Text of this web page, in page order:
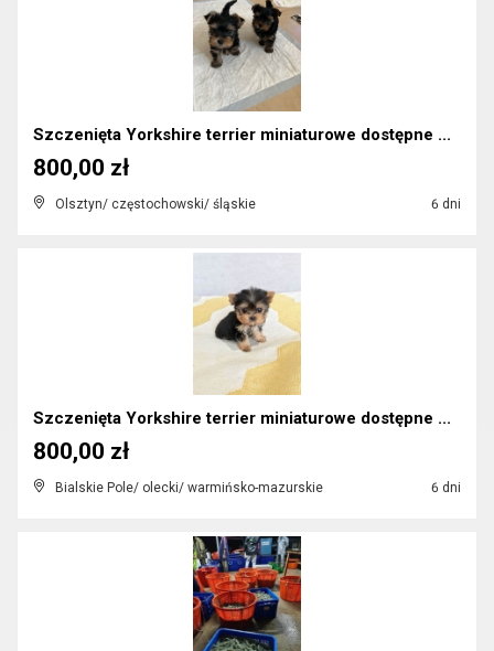
Szczenięta Yorkshire terrier miniaturowe dostępne ...
Olsztyn/ częstochowski/ śląskie 6 dni
800,00 zł
Szczenięta Yorkshire terrier miniaturowe dostępne ...
Bialskie Pole/ olecki/ warmińsko-mazurskie 6 dni
800,00 zł